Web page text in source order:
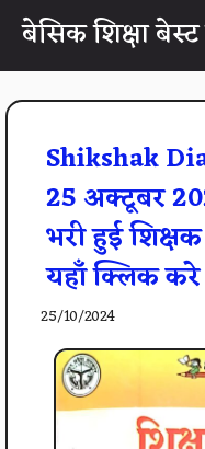
Skipबेसिक शिक्षा बेस्ट
Shikshak
25 अक्टूबर
भरी हुई
यहाँ क्लिक करे
25/10/2024